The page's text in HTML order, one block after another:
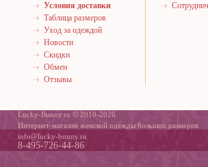
Условия доставки
Таблица размеров
Уход за одеждой
Новости
Скидки
Обмен
Отзывы
Lucky-Bunny.ru © 2010-2026
Интернет-магазин женской одежды больших размеров
info@lucky-bunny.ru
8-495-726-44-86